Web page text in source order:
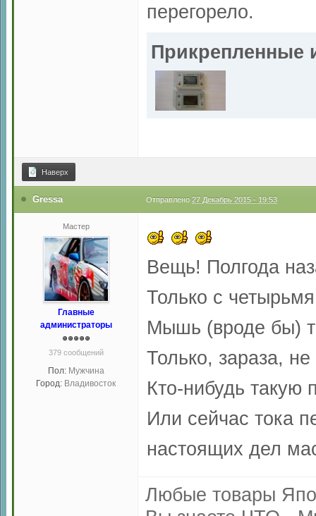
перегорело.
Прикрепленные
Наверх
Gressa Отправлено 27 Декабрь 2015 - 19:53
Мастер
Главные
администраторы
379 сообщений
Пол: Мужчина
Город: Владивосток
Вещь! Полгода
Только с
Мышь (вроде бы)
Только, зараза,
Кто-нибудь такую
Или сейчас тока
настоящих дел
Любые товары